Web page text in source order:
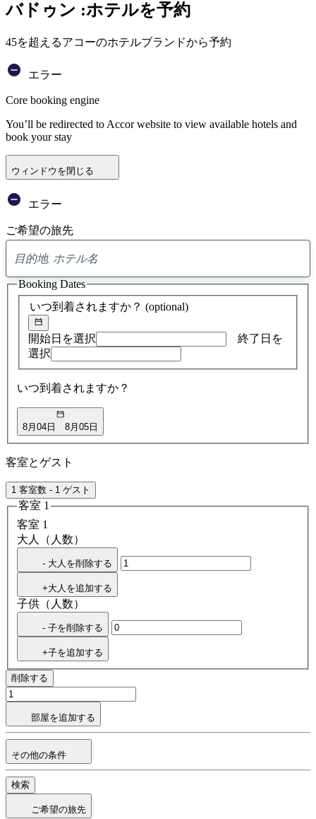
バドゥン :ホテルを予約
45を超えるアコーのホテルブランドから予約
エラー
Core booking engine
You’ll be redirected to Accor website to view available hotels and
book your stay
ウィンドウを閉じる
エラー
ご希望の旅先
ア
ド
バ
イ
検
索
いつ到着されますか？ (optional)
開始日を選択
終了日を
選択
いつ到着されますか？
8月04日 8月05日
Booking Dates
客室とゲスト
1 客室数 - 1 ゲスト
客室 1
客室 1
大人（人数）
- 大人を削除する
+大人を追加する
子供（人数）
- 子を削除する
+子を追加する
削除する
部屋を追加する
その他の条件
検索
ご希望の旅先